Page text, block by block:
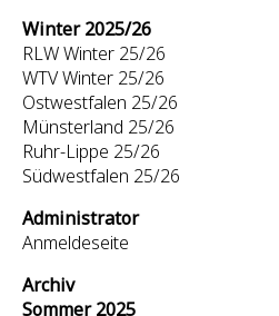
Winter 2025/26
RLW Winter 25/26
WTV Winter 25/26
Ostwestfalen 25/26
Münsterland 25/26
Ruhr-Lippe 25/26
Südwestfalen 25/26
Administrator
Anmeldeseite
Archiv
Sommer 2025